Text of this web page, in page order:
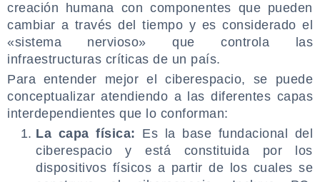
creación humana con componentes que pueden
cambiar a través del tiempo y es considerado el
«sistema nervioso» que controla las
infraestructuras críticas de un país.
Para entender mejor el ciberespacio, se puede
conceptualizar atendiendo a las diferentes capas
interdependientes que lo conforman:
La capa física: Es la base fundacional del
ciberespacio y está constituida por los
dispositivos físicos a partir de los cuales se